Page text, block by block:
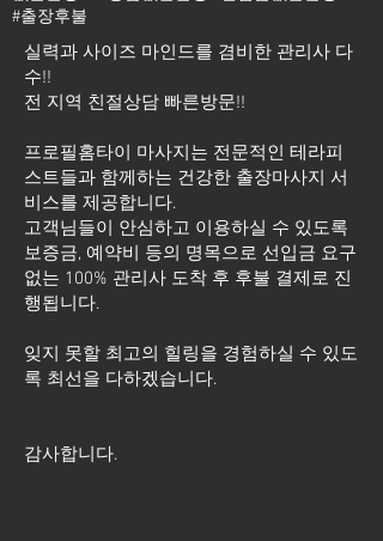
#출장후불
실력과 사이즈 마인드를 겸비한 관리사 다
수!!
전 지역 친절상담 빠른방문!!
프로필홈타이 마사지는 전문적인 테라피
스트들과 함께하는 건강한 출장마사지 서
비스를 제공합니다.
고객님들이 안심하고 이용하실 수 있도록
보증금, 예약비 등의 명목으로 선입금 요구
없는 100% 관리사 도착 후 후불 결제로 진
행됩니다.
잊지 못할 최고의 힐링을 경험하실 수 있도
록 최선을 다하겠습니다.
​감사합니다.